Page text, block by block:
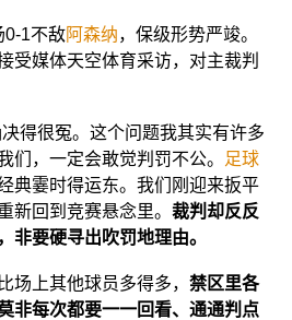
0-1不敌阿森纳，保级形势严竣。
受媒体天空体育采访，对主裁判
得很冤。这个问题我其实有许多
们，一定会敢觉判罚不公。
足球
典霎时得运东。我们刚迎来扳平
新回到竞赛悬念里。 裁判却反反
非要硬寻出吹罚地理由。
场上其他球员多得多， 禁区里各
非每次都要一一回看、通通判点